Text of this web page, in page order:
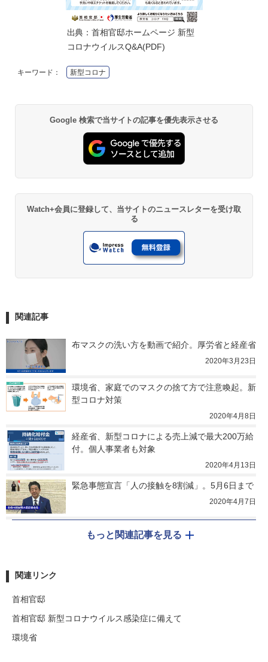
出典：首相官邸ホームページ 新型
コロナウイルスQ&A(PDF)
キーワード： 新型コロナ
Google 検索で当サイトの記事を優先表示させる
Watch+会員に登録して、当サイトのニュースレターを受け取
る
関連記事
布マスクの洗い方を動画で紹介。厚労省と経産省
2020年3月23日
環境省、家庭でのマスクの捨て方で注意喚起。新
型コロナ対策
2020年4月8日
経産省、新型コロナによる売上減で最大200万給
付。個人事業者も対象
2020年4月13日
緊急事態宣言「人の接触を8割減」。5月6日まで
2020年4月7日
もっと関連記事を見る
関連リンク
首相官邸
首相官邸 新型コロナウイルス感染症に備えて
環境省